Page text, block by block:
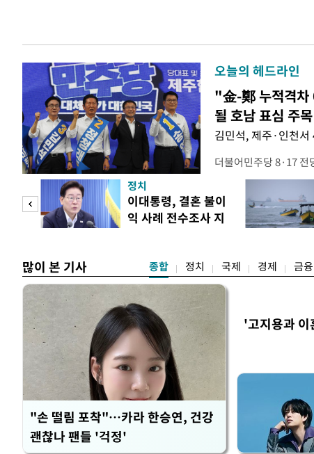
오늘의 헤드라인
"金-鄭 누적격
될 호남 표심 주목
김민석, 제주·인천
더불어민주당 8·17 전
보가 8일 제주·인천
다. 앞서 정청래 후보
·울산·경남 경선에서
제주·인천 경선에서
정치
이대통령, 결혼 불이
익 사례 전수조사 지
많이 본 기사 종합 정치 국제 경제 금융
"손 떨림 포착"…카라 한승연, 건강
괜찮나 팬들 '걱정'
'고지용과